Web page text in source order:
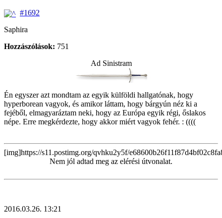
#1692
Saphira
Hozzászólások: 751
Ad Sinistram
Én egyszer azt mondtam az egyik külföldi hallgatónak, hogy
hyperborean vagyok, és amikor láttam, hogy bárgyún néz ki a
fejéből, elmagyaráztam neki, hogy az Európa egyik régi, őslakos
népe. Erre megkérdezte, hogy akkor miért vagyok fehér. : ((((
[img]https://s11.postimg.org/qvhku2y5f/
Nem jól adtad meg az elérési útvonalat.
2016.03.26. 13:21